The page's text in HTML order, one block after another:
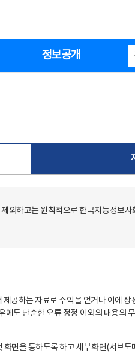
정보공개
외하고는 원칙적으로 한국지능정보
공하는 자료로 수익을 얻거나 이에
도 단순한 오류 정정 이외의 내용의
면을 통하도록 하고 세부화면(서브